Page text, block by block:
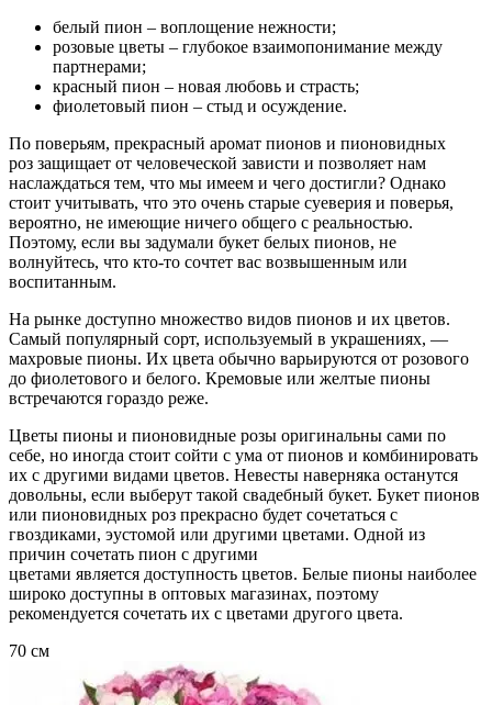
белый пион – воплощение нежности;
розовые цветы – глубокое взаимопонимание между
партнерами;
красный пион – новая любовь и страсть;
фиолетовый пион – стыд и осуждение.
По поверьям, прекрасный аромат пионов и пионовидных
роз защищает от человеческой зависти и позволяет нам
наслаждаться тем, что мы имеем и чего достигли? Однако
стоит учитывать, что это очень старые суеверия и поверья,
вероятно, не имеющие ничего общего с реальностью.
Поэтому, если вы задумали букет белых пионов, не
волнуйтесь, что кто-то сочтет вас возвышенным или
воспитанным.
На рынке доступно множество видов пионов и их цветов.
Самый популярный сорт, используемый в украшениях, —
махровые пионы. Их цвета обычно варьируются от розового
до фиолетового и белого. Кремовые или желтые пионы
встречаются гораздо реже.
Цветы пионы и пионовидные розы оригинальны сами по
себе, но иногда стоит сойти с ума от пионов и комбинировать
их с другими видами цветов. Невесты наверняка останутся
довольны, если выберут такой свадебный букет. Букет пионов
или пионовидных роз прекрасно будет сочетаться с
гвоздиками, эустомой или другими цветами. Одной из
причин сочетать пион с другими
цветами является доступность цветов. Белые пионы наиболее
широко доступны в оптовых магазинах, поэтому
рекомендуется сочетать их с цветами другого цвета.
70 см